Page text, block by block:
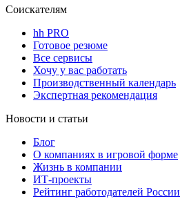
Соискателям
hh PRO
Готовое резюме
Все сервисы
Хочу у вас работать
Производственный календарь
Экспертная рекомендация
Новости и статьи
Блог
О компаниях в игровой форме
Жизнь в компании
ИТ-проекты
Рейтинг работодателей России